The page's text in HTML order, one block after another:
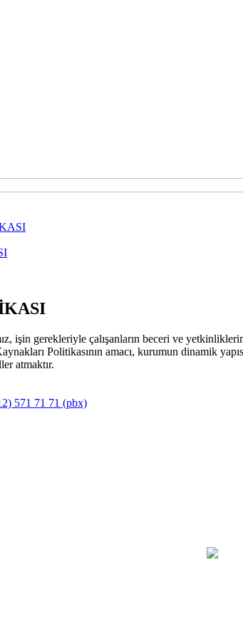
işin gerekleriyle çalışanların beceri ve
Politikasının amacı, kurumun dinamik
atmaktır.
571 71 71 (pbx)